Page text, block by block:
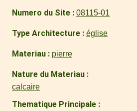
Numero du Site 08115-01
Type Architecture église
Materiau pierre
Nature du Materiau
calcaire
Thematique Principale